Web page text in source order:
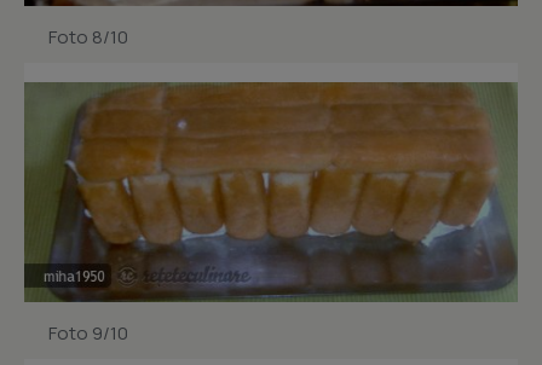
Foto 8/10
Foto 9/10